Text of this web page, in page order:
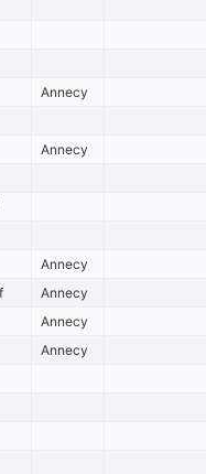
Annecy
Annecy
Annecy
Annecy
Annecy
Annecy